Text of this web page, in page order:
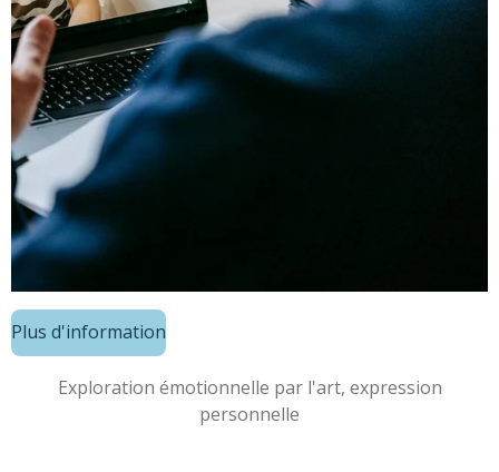
Plus d'information
Exploration émotionnelle par l'art, expression
personnelle